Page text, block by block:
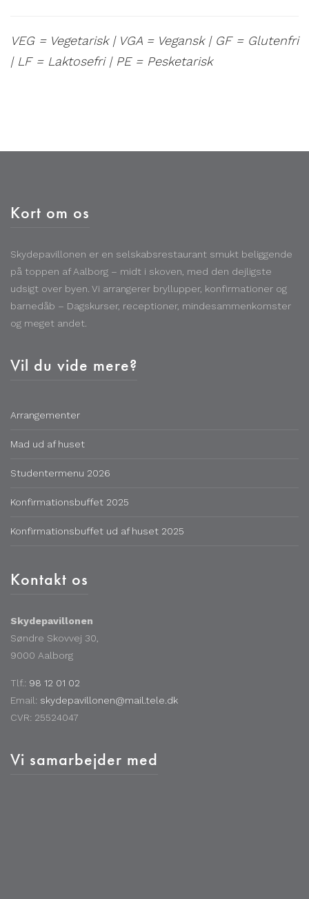
VEG = Vegetarisk | VGA = Vegansk | GF = Glutenfri
| LF = Laktosefri | PE = Pesketarisk
Kort om os
Skydepavillonen er en selskabsrestaurant smukt beliggende
på toppen af Aalborg – midt i skoven, med den dejligste
udsigt over byen. Vi arrangerer bryllupper, konfirmationer og
barnedåb – Dagskurser, receptioner, mindesammenkomster
og meget andet.
Vil du vide mere?
Arrangementer
Mad ud af huset
Studentermenu 2026
Konfirmationsbuffet 2025
Konfirmationsbuffet ud af huset 2025
Kontakt os
Skydepavillonen
Søndre Skovvej 30,
9000 Aalborg
Tlf.: 98 12 01 02
Email: skydepavillonen@mail.tele.dk
CVR: 25524047
Vi samarbejder med